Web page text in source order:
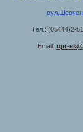
Tел.: (05444)2-
Email: upr-